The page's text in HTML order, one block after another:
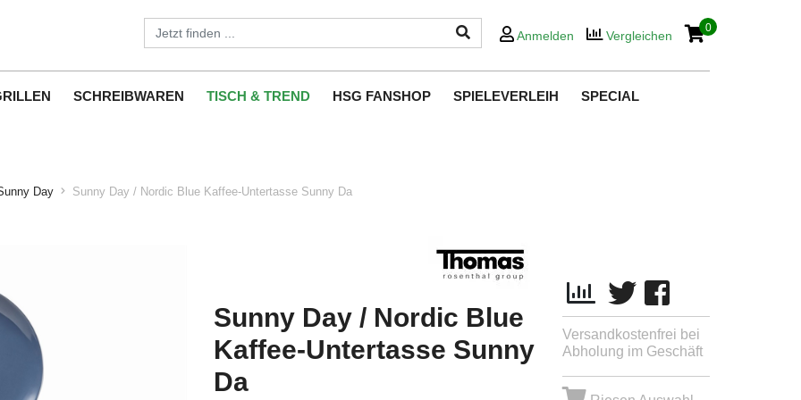
Anmelden Vergleichen
0
SCHREIBWAREN TISCH & TREND HSG FANSHOP SPIELEVERLEIH SPECIAL
Day Sunny Day / Nordic Blue Kaffee-Untertasse Sunny Da
Sunny Day / Nordic Blue
Kaffee-Untertasse Sunny
Da
Versandkostenfrei bei
Abholung im Geschäft